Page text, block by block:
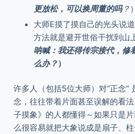
更放松，可以换周董的吗？ ）
大师E摸了摸自己的光头说
方法就是避开世俗干扰到山
呐喊：我还得传宗接代，修
么办？）
许多人（包括5位大师）对“正念”
念，往往带着片面甚至误解的看
子摸象》的人都懂得～如果只是
么很容易就把大象说成是扇子、柱